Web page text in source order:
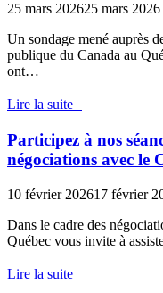
25 mars 202625 mars 2026
Un sondage mené auprès
publique du Canada au
ont…
Lire la suite
Participez à nos
négociations avec le
10 février 202617 février
Dans le cadre des
Québec vous invite à
Lire la suite